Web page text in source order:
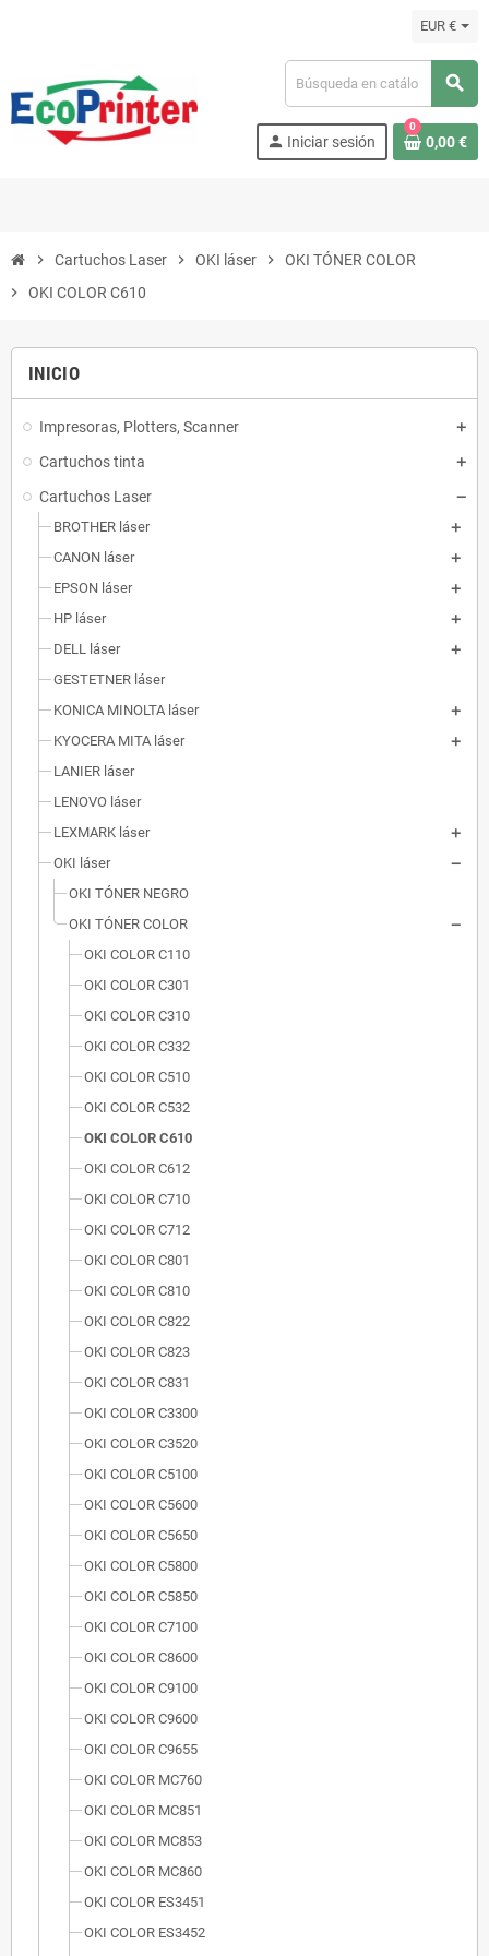
EUR €
search
person Iniciar sesión
0
0,00 €
chevron_right Cartuchos Laser chevron_right OKI láser chevron_right
OKI TÓNER COLOR
chevron_right
OKI COLOR C610
INICIO
Impresoras, Plotters, Scanner
Cartuchos tinta
Cartuchos Laser
BROTHER láser
CANON láser
EPSON láser
HP láser
DELL láser
GESTETNER láser
KONICA MINOLTA láser
KYOCERA MITA láser
LANIER láser
LENOVO láser
LEXMARK láser
OKI láser
OKI TÓNER NEGRO
OKI TÓNER COLOR
OKI COLOR C110
OKI COLOR C301
OKI COLOR C310
OKI COLOR C332
OKI COLOR C510
OKI COLOR C532
OKI COLOR C610
OKI COLOR C612
OKI COLOR C710
OKI COLOR C712
OKI COLOR C801
OKI COLOR C810
OKI COLOR C822
OKI COLOR C823
OKI COLOR C831
OKI COLOR C3300
OKI COLOR C3520
OKI COLOR C5100
OKI COLOR C5600
OKI COLOR C5650
OKI COLOR C5800
OKI COLOR C5850
OKI COLOR C7100
OKI COLOR C8600
OKI COLOR C9100
OKI COLOR C9600
OKI COLOR C9655
OKI COLOR MC760
OKI COLOR MC851
OKI COLOR MC853
OKI COLOR MC860
OKI COLOR ES3451
OKI COLOR ES3452